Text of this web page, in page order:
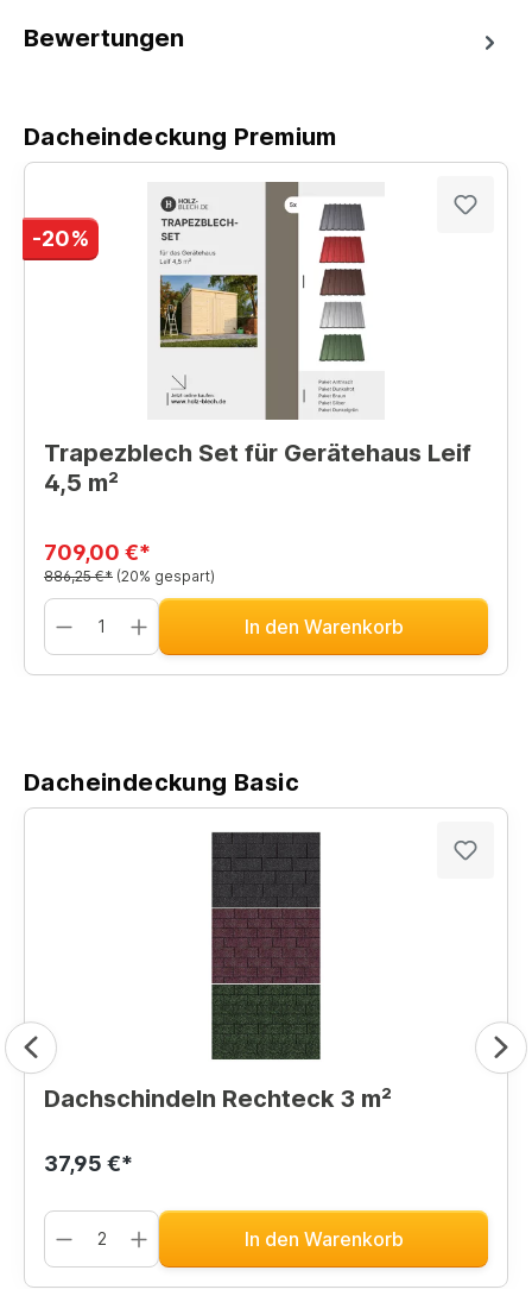
Bewertungen
Dacheindeckung Premium
-20%
Trapezblech Set für Gerätehaus Leif
4,5 m²
709,00 €*
886,25 €* (20% gespart)
In den Warenkorb
Dacheindeckung Basic
Dachschindeln Rechteck 3 m²
37,95 €*
In den Warenkorb